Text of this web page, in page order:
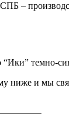
–
“Ики” темно-
ниже и мы